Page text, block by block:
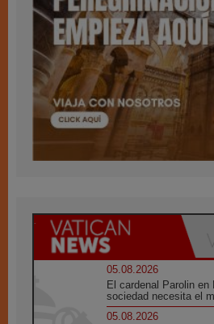
05.08.2026
El cardenal Parolin en
sociedad necesita el
05.08.2026